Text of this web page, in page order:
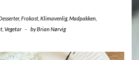
, Frokost Klimavenlig, Madpakken
Vegetar - byBrian Nørvig